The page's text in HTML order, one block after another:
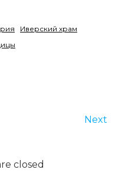
Иверский храм
Next
closed